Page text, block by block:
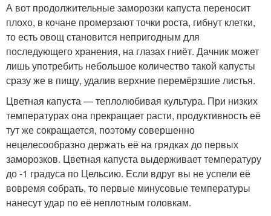
А вот продолжительные заморозки капуста переносит
плохо, в кочане промерзают точки роста, гибнут клетки,
то есть овощ становится непригодным для
последующего хранения, на глазах гниёт. Дачник может
лишь употребить небольшое количество такой капусты
сразу же в пищу, удалив верхние перемёрзшие листья.
Цветная капуста — теплолюбивая культура. При низких
температурах она прекращает расти, продуктивность её
тут же сокращается, поэтому совершенно
нецелесообразно держать её на грядках до первых
заморозков. Цветная капуста выдерживает температуру
до -1 градуса по Цельсию. Если вдруг вы не успели её
вовремя собрать, то первые минусовые температуры
нанесут удар по её неплотным головкам.